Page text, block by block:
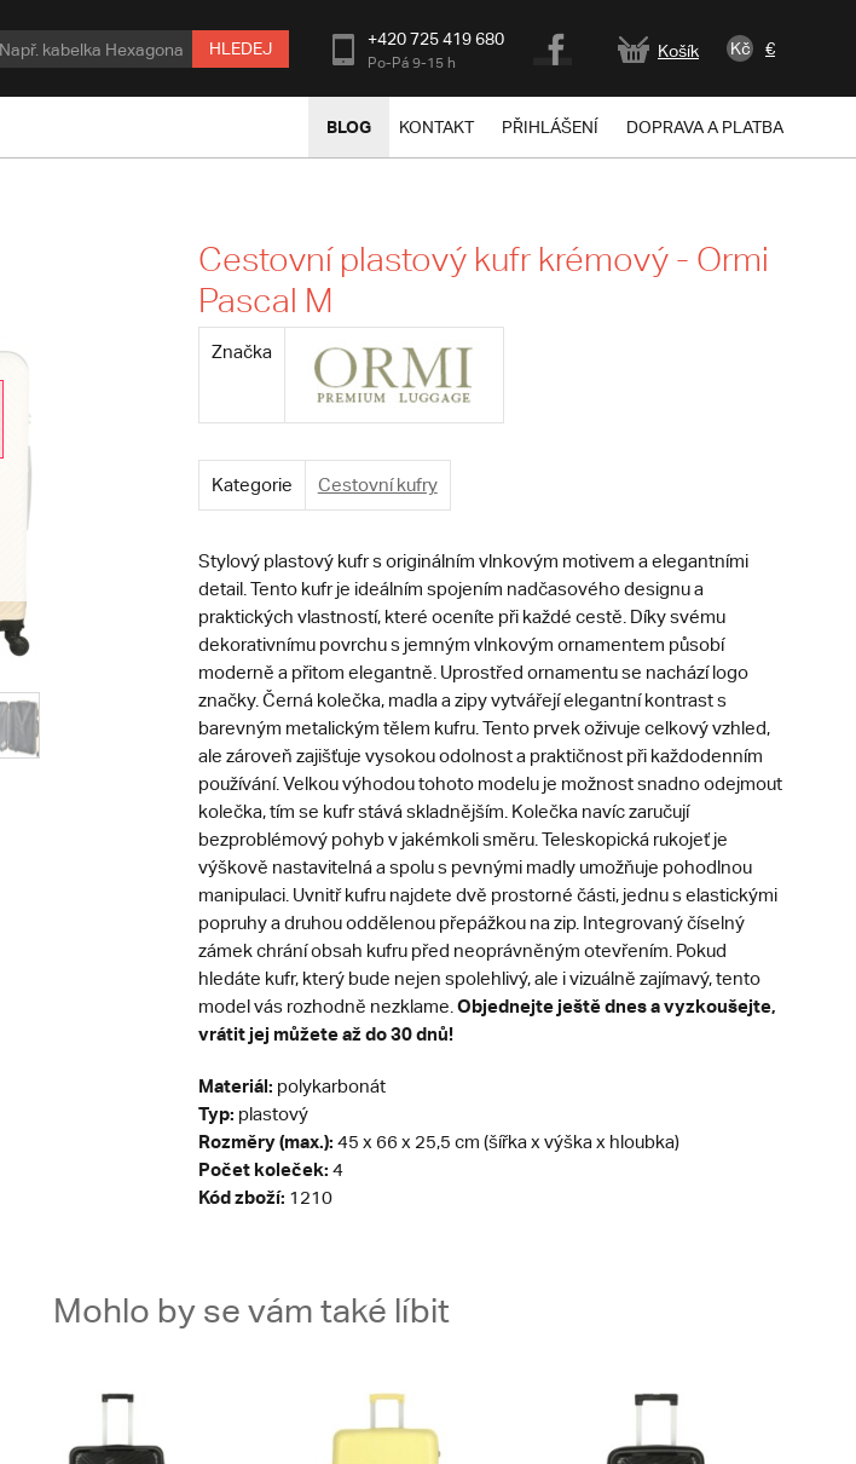
HLEDEJ +420 725 419 680
Po-Pá 9-15 h
Košík Kč €
BLOG KONTAKT PŘIHLÁŠENÍ DOPRAVA A PLATBA
Cestovní plastový kufr krémový - Ormi
Pascal M
Značka
Kategorie Cestovní kufry
Stylový plastový kufr s originálním vlnkovým motivem a elegantními
detail. Tento kufr je ideálním spojením nadčasového designu a
praktických vlastností, které oceníte při každé cestě. Díky svému
dekorativnímu povrchu s jemným vlnkovým ornamentem působí
moderně a přitom elegantně. Uprostřed ornamentu se nachází logo
značky. Černá kolečka, madla a zipy vytvářejí elegantní kontrast s
barevným metalickým tělem kufru. Tento prvek oživuje celkový vzhled,
ale zároveň zajišťuje vysokou odolnost a praktičnost při každodenním
používání. Velkou výhodou tohoto modelu je možnost snadno odejmout
kolečka, tím se kufr stává skladnějším. Kolečka navíc zaručují
bezproblémový pohyb v jakémkoli směru. Teleskopická rukojeť je
výškově nastavitelná a spolu s pevnými madly umožňuje pohodlnou
manipulaci. Uvnitř kufru najdete dvě prostorné části, jednu s elastickými
popruhy a druhou oddělenou přepážkou na zip. Integrovaný číselný
zámek chrání obsah kufru před neoprávněným otevřením. Pokud
hledáte kufr, který bude nejen spolehlivý, ale i vizuálně zajímavý, tento
model vás rozhodně nezklame. Objednejte ještě dnes a vyzkoušejte,
vrátit jej můžete až do 30 dnů!
Materiál: polykarbonát
Typ: plastový
Rozměry (max.): 45 x 66 x 25,5 cm (šířka x výška x hloubka)
Počet koleček: 4
Kód zboží: 1210
Mohlo by se vám také líbit